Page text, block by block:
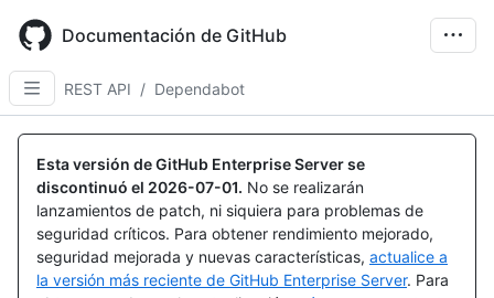
main
content
Documentación de GitHub
REST API / Dependabot
Esta versión de GitHub Enterprise Server se
discontinuó el 2026-07-01. No se realizarán
lanzamientos de patch, ni siquiera para problemas de
seguridad críticos. Para obtener rendimiento mejorado,
seguridad mejorada y nuevas características, actualice a
la versión más reciente de GitHub Enterprise Server. Para